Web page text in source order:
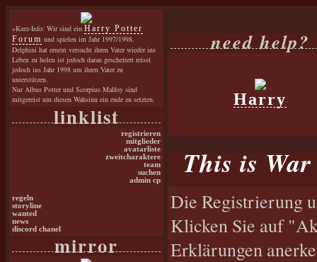
»Kurz-Info: Wir sind ein Harry Potter
Forum und spielen im Jahr 1997/1998.
Delphini hat erneut versucht ihren Vater wieder ins
Leben zu holen ist jedoch daran gescheitert reisst
jedoch ins Jahr 1998 um ihren Vater zu
unterstützen.
Nur Albus Potter und Scorpius Malfoy sind
mitgereist um diesen Wahsinn ein ende zu setzten.
linklist
registrieren
mitglieder
avatarliste
zweitcharaktere
team
suchen
admin cp
regeln
storyline
wanted
news
discord chanel
mirror
need help?
Harry
This is
Die Registrierung
Klicken Sie auf
Erklärungen